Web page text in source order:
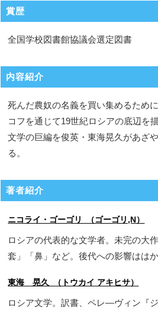
賞歴
全国学校図書館協議会選定図書
内容紹介
死んだ農奴の名義を買い集めるため
コフを通じて19世紀ロシアの底辺を
文学の巨編を俊英・東海晃久があざ
る。
著者紹介
ニコライ・ゴーゴリ （ゴーゴリ,N）
ロシアの代表的な文学者。未完の大
套」「鼻」など。後代への影響ははか
東海 晃久 （トウカイ アキヒサ）
ロシア文学。訳書、ペレ―ヴィン『